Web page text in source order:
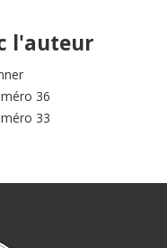
l'auteur
36
33